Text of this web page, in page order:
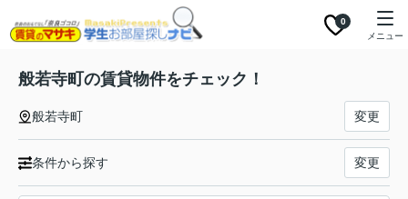
0
メニュー
般若寺町の賃貸物件をチェック！
般若寺町 変更
条件から探す 変更